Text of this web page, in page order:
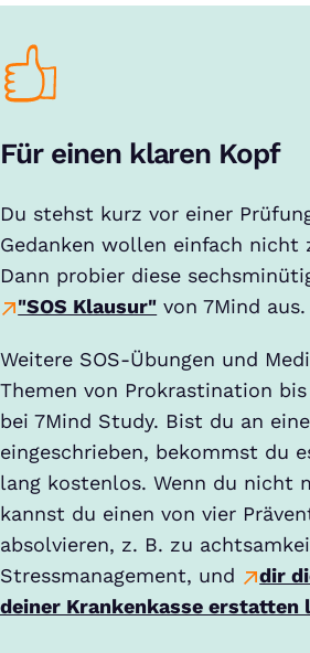
Für einen klaren Kopf
Du stehst kurz vor einer
Gedanken wollen einfach nicht
Dann probier diese
"SOS Klausur" von 7Mind aus.
Weitere SOS-Übungen und
Themen von Prokrastination
bei 7Mind Study. Bist du an
eingeschrieben, bekommst du
lang kostenlos. Wenn du nicht
kannst du einen von vier
absolvieren, z. B. zu
Stressmanagement, und
dir
deiner Krankenkasse erstatten